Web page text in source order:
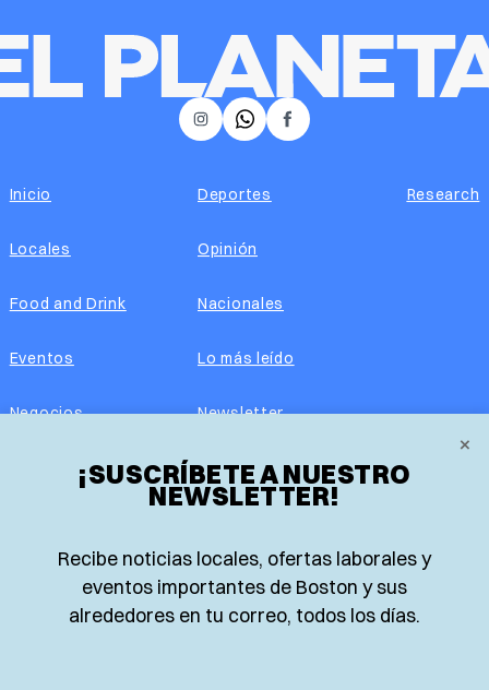
×
¡SUSCRÍBETE A NUESTRO
NEWSLETTER!
Recibe noticias locales, ofertas laborales y
eventos importantes de Boston y sus
alrededores en tu correo, todos los días.
𝕏 Facebook
Instagram
Inicio
Locales
Food and Drink
Eventos
Negocios
Real Estate
Guía de Recursos
Deportes
Opinión
Nacionales
Lo más leído
Newsletter
Edición impresa
Advertise with us
Research